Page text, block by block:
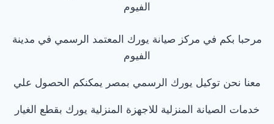
الفيوم
مرحبا بكم في مركز صيانة يورك المعتمد الرسمي في مدينة
الفيوم
معنا نحن توكيل يورك الرسمي بمصر يمكنكم الحصول علي
خدمات الصيانة المنزلية للاجهزة المنزلية يورك بقطع الغيار